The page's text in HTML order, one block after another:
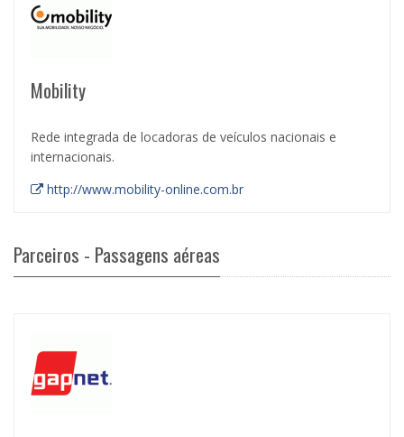
Mobility
Rede integrada de locadoras de veículos nacionais e
internacionais.
http://www.mobility-online.com.br
Parceiros - Passagens aéreas